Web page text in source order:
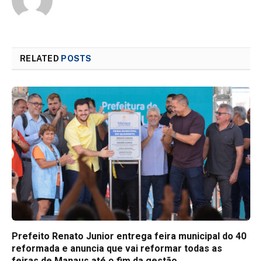
RELATED POSTS
Prefeito Renato Junior entrega feira municipal do 40
reformada e anuncia que vai reformar todas as